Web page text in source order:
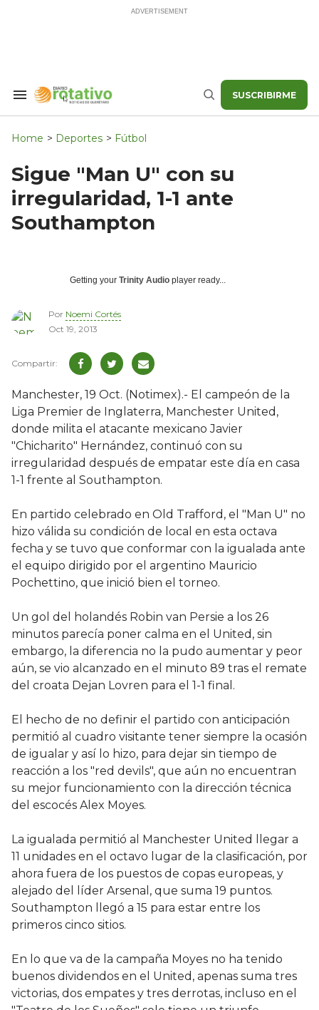
Search
Navigation
Buscar SUSCRIBIRME
Home > Deportes > Fútbol
Sigue "Man U" con su
irregularidad, 1-1 ante
Southampton
Getting your Trinity Audio player ready...
Por Noemi Cortés
Oct 19, 2013
Manchester, 19 Oct. (Notimex).- El campeón de la
Liga Premier de Inglaterra, Manchester United,
donde milita el atacante mexicano Javier
"Chicharito" Hernández, continuó con su
irregularidad después de empatar este día en casa
1-1 frente al Southampton.
En partido celebrado en Old Trafford, el "Man U" no
hizo válida su condición de local en esta octava
fecha y se tuvo que conformar con la igualada ante
el equipo dirigido por el argentino Mauricio
Pochettino, que inició bien el torneo.
Un gol del holandés Robin van Persie a los 26
minutos parecía poner calma en el United, sin
embargo, la diferencia no la pudo aumentar y peor
aún, se vio alcanzado en el minuto 89 tras el remate
del croata Dejan Lovren para el 1-1 final.
El hecho de no definir el partido con anticipación
permitió al cuadro visitante tener siempre la ocasión
de igualar y así lo hizo, para dejar sin tiempo de
reacción a los "red devils", que aún no encuentran
su mejor funcionamiento con la dirección técnica
del escocés Alex Moyes.
La igualada permitió al Manchester United llegar a
11 unidades en el octavo lugar de la clasificación, por
ahora fuera de los puestos de copas europeas, y
alejado del líder Arsenal, que suma 19 puntos.
Southampton llegó a 15 para estar entre los
primeros cinco sitios.
En lo que va de la campaña Moyes no ha tenido
buenos dividendos en el United, apenas suma tres
victorias, dos empates y tres derrotas, incluso en el